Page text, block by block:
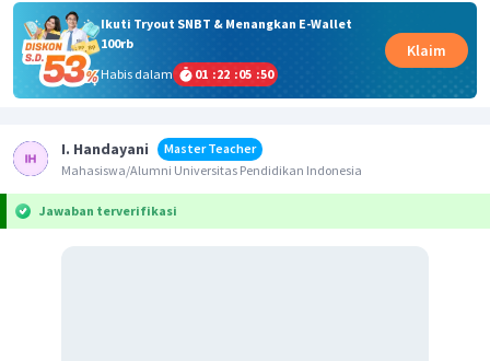
Ikuti Tryout SNBT & Menangkan E-Wallet
100rb
Habis dalam
01 :22 :05 :50
Klaim
I. Handayani
Master Teacher
Mahasiswa/Alumni Universitas Pendidikan Indonesia
Jawaban terverifikasi